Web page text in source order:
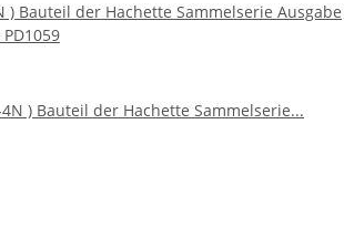
) Bauteil der Hachette Sammelserie Ausgabe